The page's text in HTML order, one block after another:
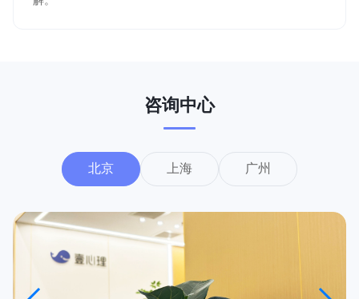
咨询中心
北京 上海 广州